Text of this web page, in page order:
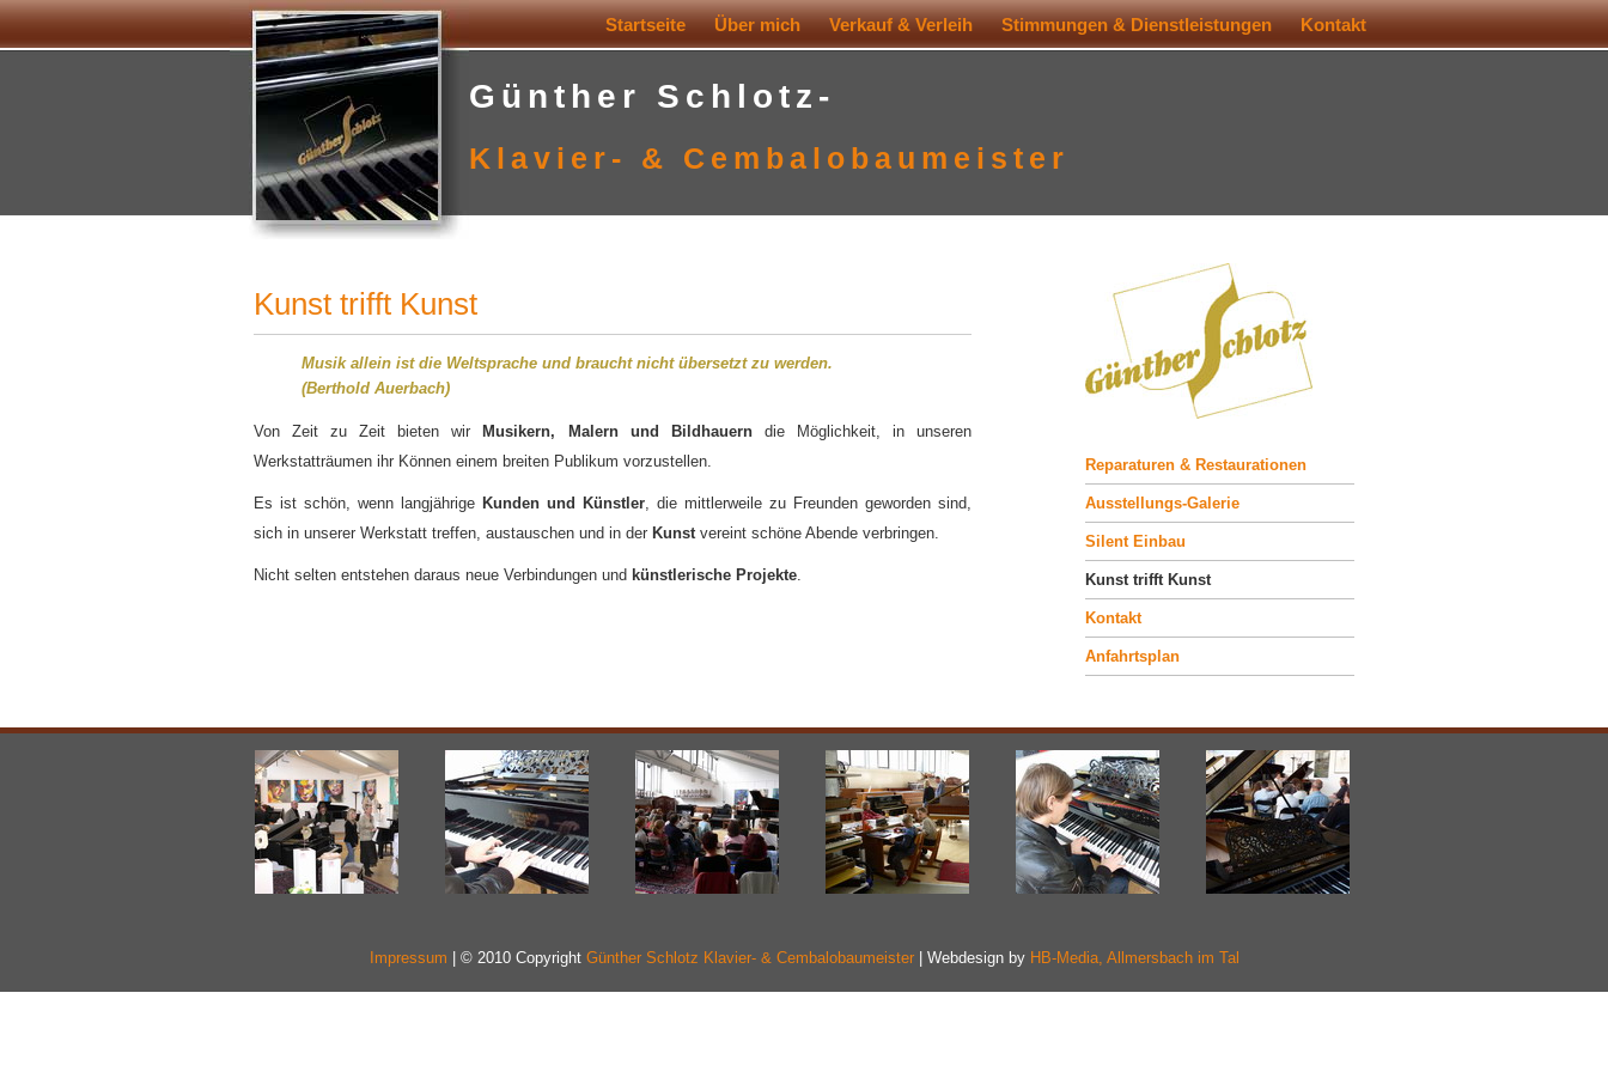
Startseite Über mich Verkauf & Verleih Stimmungen & Dienstleistungen Kontakt
Günther Schlotz-
Klavier- & Cembalobaumeister
Kunst trifft Kunst
Musik allein ist die Weltsprache und braucht nicht übersetzt zu werden.
(Berthold Auerbach)
Von Zeit zu Zeit bieten wirMusikern, Malern und Bildhauerndie Möglichkeit, in unseren
Werkstatträumen ihr Können einem breiten Publikum vorzustellen.
Es ist schön, wenn langjährige Kunden und Künstler , die mittlerweile zu Freunden geworden sind,
sich in unserer Werkstatt treffen, austauschen und in der Kunst vereint schöne Abende verbringen.
Nicht selten entstehen daraus neue Verbindungen und künstlerische Projekte
Reparaturen & Restaurationen
Ausstellungs-Galerie
Silent Einbau
Kunst trifft Kunst
Kontakt
Anfahrtsplan
Impressum | © 2010 Copyright Günther Schlotz Klavier- & Cembalobaumeister| Webdesign by HB-Media, Allmersbach im Tal